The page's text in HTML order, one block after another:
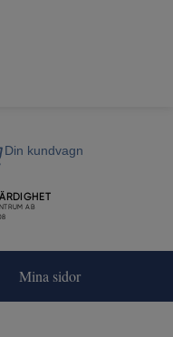
Mina sidor